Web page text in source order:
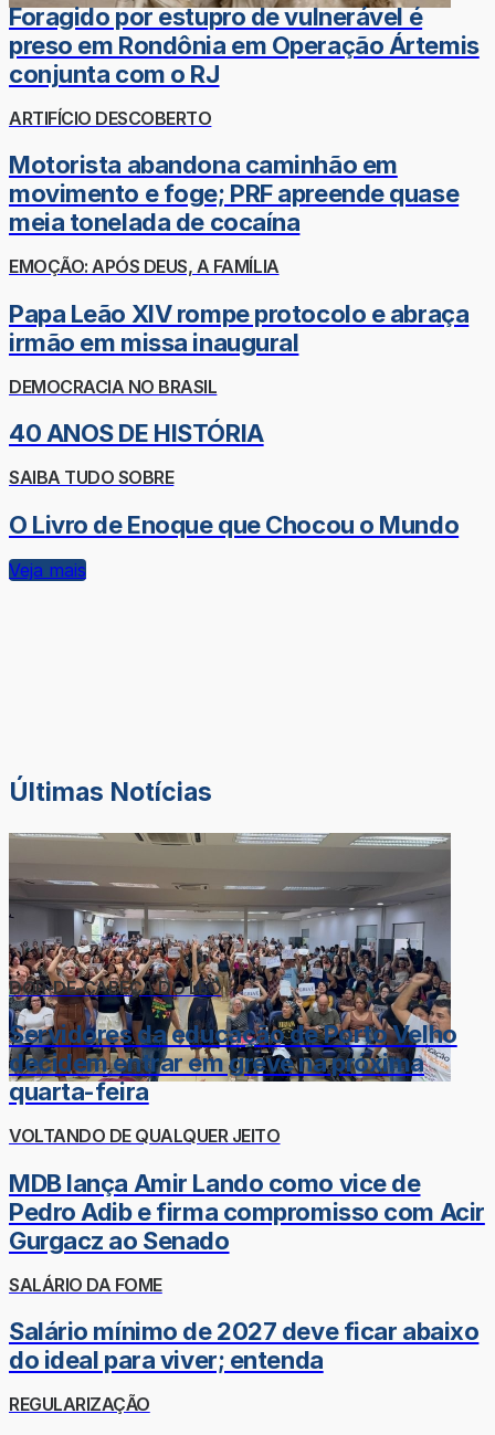
Foragido por estupro de vulnerável é
preso em Rondônia em Operação Ártemis
conjunta com o RJ
ARTIFÍCIO DESCOBERTO
Motorista abandona caminhão em
movimento e foge; PRF apreende quase
meia tonelada de cocaína
EMOÇÃO: APÓS DEUS, A FAMÍLIA
Papa Leão XIV rompe protocolo e abraça
irmão em missa inaugural
DEMOCRACIA NO BRASIL
40 ANOS DE HISTÓRIA
SAIBA TUDO SOBRE
O Livro de Enoque que Chocou o Mundo
Veja mais
Últimas Notícias
DOR-DE-CABEÇA DO LÉO
Servidores da educação de Porto Velho
decidem entrar em greve na próxima
quarta-feira
VOLTANDO DE QUALQUER JEITO
MDB lança Amir Lando como vice de
Pedro Adib e firma compromisso com Acir
Gurgacz ao Senado
SALÁRIO DA FOME
Salário mínimo de 2027 deve ficar abaixo
do ideal para viver; entenda
REGULARIZAÇÃO